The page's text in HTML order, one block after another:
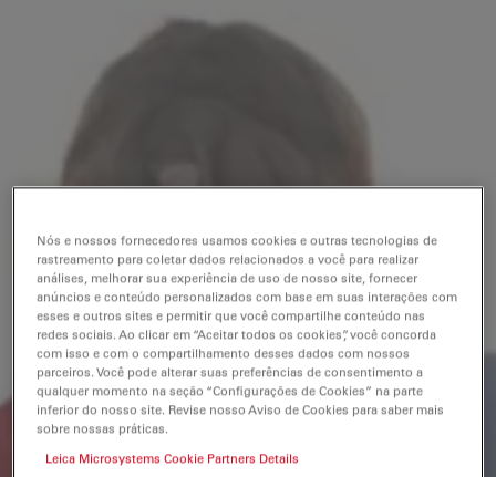
Nós e nossos fornecedores usamos cookies e outras tecnologias de
rastreamento para coletar dados relacionados a você para realizar
análises, melhorar sua experiência de uso de nosso site, fornecer
anúncios e conteúdo personalizados com base em suas interações com
esses e outros sites e permitir que você compartilhe conteúdo nas
redes sociais. Ao clicar em “Aceitar todos os cookies”, você concorda
com isso e com o compartilhamento desses dados com nossos
parceiros. Você pode alterar suas preferências de consentimento a
qualquer momento na seção “Configurações de Cookies” na parte
inferior do nosso site. Revise nosso Aviso de Cookies para saber mais
sobre nossas práticas.
Leica Microsystems Cookie Partners Details